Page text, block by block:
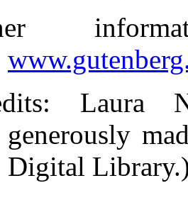
: Laura
generously
Digital